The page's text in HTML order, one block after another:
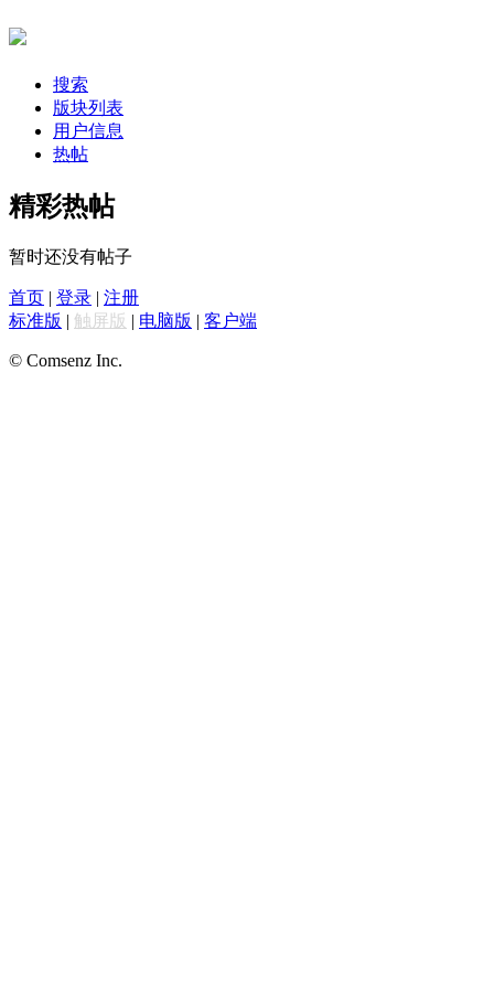
搜索
版块列表
用户信息
热帖
精彩热帖
暂时还没有帖子
首页 | 登录 | 注册
标准版 | 触屏版 | 电脑版 | 客户端
© Comsenz Inc.